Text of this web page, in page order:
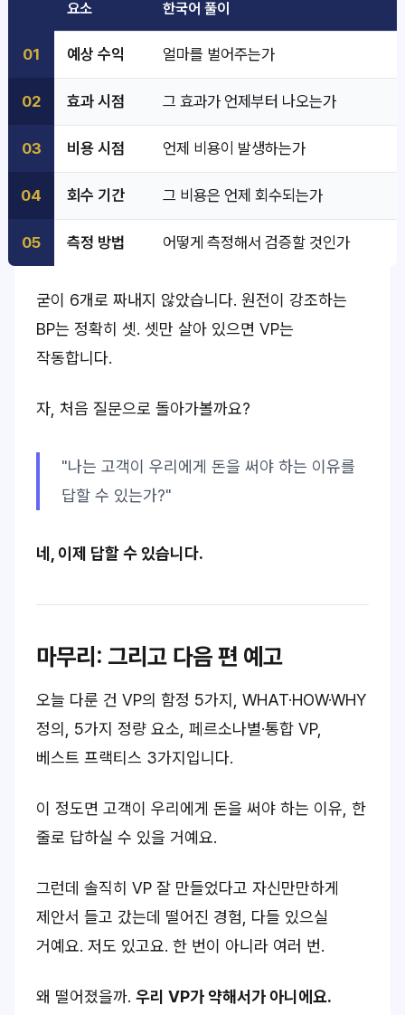
요소 한국어 풀이
01 예상 수익 얼마를 벌어주는가
02 효과 시점 그 효과가 언제부터 나오는가
03 비용 시점 언제 비용이 발생하는가
04 회수 기간 그 비용은 언제 회수되는가
05 측정 방법 어떻게 측정해서 검증할 것인가
굳이 6개로 짜내지 않았습니다. 원전이 강조하는
BP는 정확히 셋. 셋만 살아 있으면 VP는
작동합니다.
자, 처음 질문으로 돌아가볼까요?
"나는 고객이 우리에게 돈을 써야 하는 이유를
답할 수 있는가?"
네, 이제 답할 수 있습니다.
마무리: 그리고 다음 편 예고
오늘 다룬 건 VP의 함정 5가지, WHAT·HOW·WHY
정의, 5가지 정량 요소, 페르소나별·통합 VP,
베스트 프랙티스 3가지 입니다.
이 정도면 고객이 우리에게 돈을 써야 하는 이유, 한
줄로 답하실 수 있을 거예요.
그런데 솔직히 VP 잘 만들었다고 자신만만하게
제안서 들고 갔는데 떨어진 경험, 다들 있으실
거예요. 저도 있고요. 한 번이 아니라 여러 번.
왜 떨어졌을까. 우리 VP가 약해서가 아니에요.